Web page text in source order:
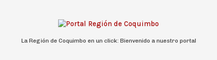
La Región de Coquimbo en un click: Bienvenido a nuestro portal